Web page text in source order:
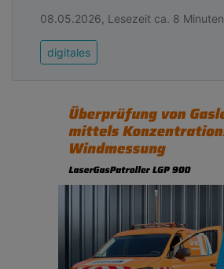
08.05.2026, Lesezeit ca. 8 Minuten
digitales